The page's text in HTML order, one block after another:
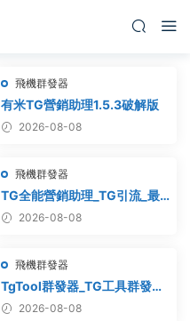
飛機群發器
有米TG營銷助理1.5.3破解版
2026-08-08
飛機群發器
TG全能營銷助理_TG引流_最
新破解版
2026-08-08
飛機群發器
TgTool群發器_TG工具群發器_
最新破解版
2026-08-08